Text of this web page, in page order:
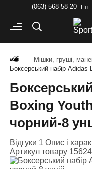
(063) 568-58-20 Пн -
Мішки, груші,
Боксерський набір Adidas
Boxing
чорний-8
Відгуки 1 Опис і
Артикул товару